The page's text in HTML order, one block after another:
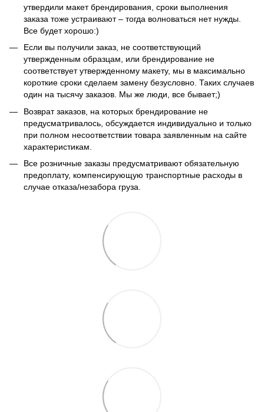
утвердили макет брендирования, сроки выполнения
заказа тоже устраивают – тогда волноваться нет нужды.
Все будет хорошо:)
Если вы получили заказ, не соответствующий
утвержденным образцам, или брендирование не
соответствует утвержденному макету, мы в максимально
короткие сроки сделаем замену безусловно. Таких случаев
один на тысячу заказов. Мы же люди, все бывает;)
Возврат заказов, на которых брендирование не
предусматривалось, обсуждается индивидуально и только
при полном несоответствии товара заявленным на сайте
характеристикам.
Все розничные заказы предусматривают обязательную
предоплату, компенсирующую транспортные расходы в
случае отказа/незабора груза.